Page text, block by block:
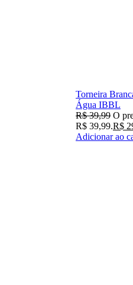
Torneira
Água IBBL
R$39,99 O
R$ 39,99.R$
Adicionar ao